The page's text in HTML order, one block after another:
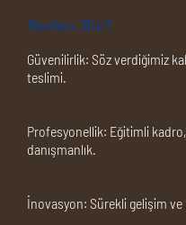
Neden Biz?
Güvenilirlik: Söz verdiğimiz
teslimi.
Profesyonellik: Eğitimli
danışmanlık.
İnovasyon: Sürekli gelişim ve